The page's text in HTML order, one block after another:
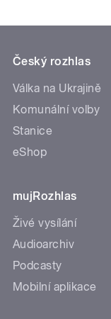
Český rozhlas
Válka na Ukrajině
Komunální volby
Stanice
eShop
mujRozhlas
Živé vysílání
Audioarchiv
Podcasty
Mobilní aplikace